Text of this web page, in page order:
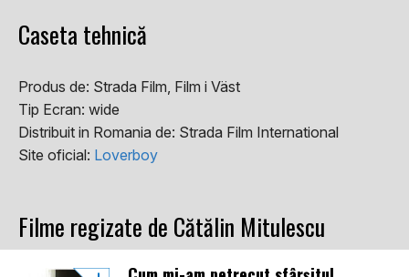
Caseta tehnică
Produs de: Strada Film, Film i Väst
Tip Ecran: wide
Distribuit in Romania de: Strada Film International
Site oficial: Loverboy
Filme regizate de Cătălin Mitulescu